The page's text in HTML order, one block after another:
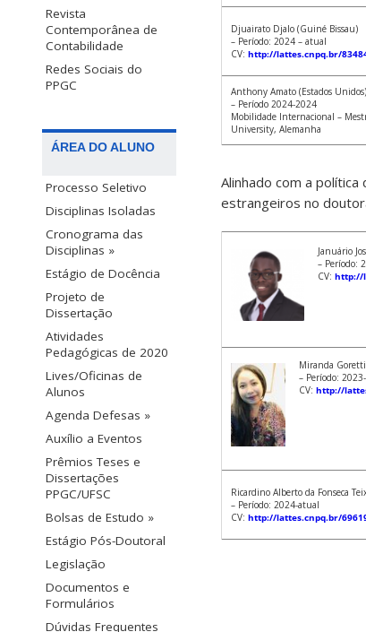
Revista
Contemporânea de
Contabilidade
Redes Sociais do
PPGC
ÁREA DO ALUNO
Processo Seletivo
Disciplinas Isoladas
Cronograma das
Disciplinas »
Estágio de Docência
Projeto de
Dissertação
Atividades
Pedagógicas de 2020
Lives/Oficinas de
Alunos
Agenda Defesas »
Auxílio a Eventos
Prêmios Teses e
Dissertações
PPGC/UFSC
Bolsas de Estudo »
Estágio Pós-Doutoral
Legislação
Documentos e
Formulários
Dúvidas Frequentes
Djuairato Djalo (Guiné Bissau)
– Período: 2024 – atual
CV: http://lattes.cnpq.br/
Anthony Amato (Estados Unidos)
– Período 2024-2024
Mobilidade Internacional –
University, Alemanha
Alinhado com a
estrangeiros no
Januário
– Período:
CV: http://
Miranda Goretti
– Período:
CV: http://
Ricardino Alberto da Fonseca
– Período: 2024-atual
CV: http://lattes.cnpq.br/